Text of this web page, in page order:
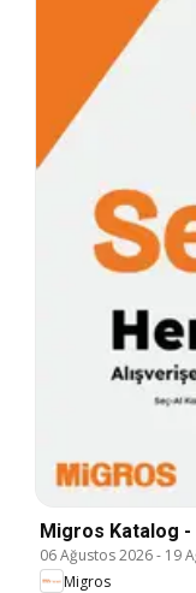
Migros Katalog
06 Ağustos 2026- 19
Migros